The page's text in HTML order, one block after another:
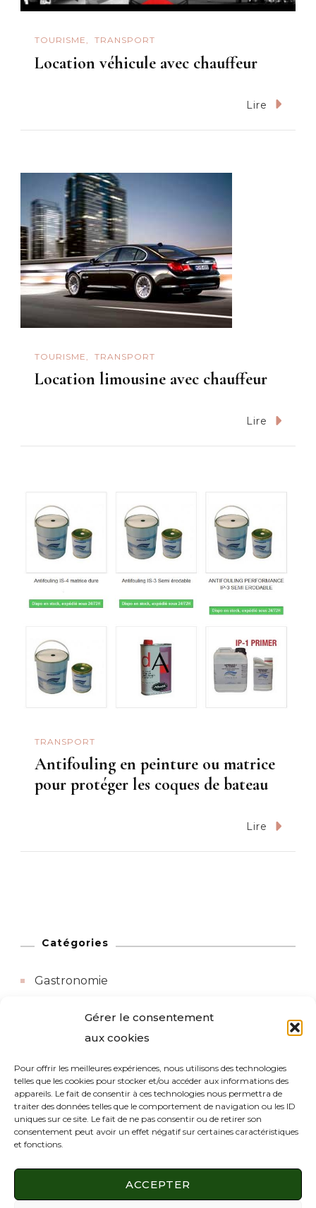
Gérer le consentement
aux cookies
Pour offrir les meilleures expériences, nous utilisons des technologies
telles que les cookies pour stocker et/ou accéder aux informations des
appareils. Le fait de consentir à ces technologies nous permettra de
traiter des données telles que le comportement de navigation ou les ID
uniques sur ce site. Le fait de ne pas consentir ou de retirer son
consentement peut avoir un effet négatif sur certaines caractéristiques
et fonctions.
ACCEPTER
TOURISME TRANSPORT
Location véhicule avec chauffeur
Lire
TOURISME TRANSPORT
Location limousine avec chauffeur
Lire
TRANSPORT
Antifouling en peinture ou matrice
pour protéger les coques de bateau
Lire
Catégories
Gastronomie
Tourisme
Transport